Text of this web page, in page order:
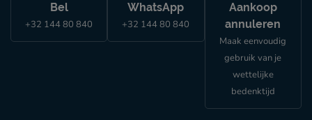
Bel
+32 144 80 840
WhatsApp
+32 144 80 840
Aankoop
annuleren
Maak eenvoudig
gebruik van je
wettelijke
bedenktijd